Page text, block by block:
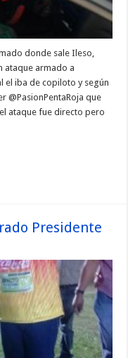
donde sale Ileso,
ataque armado a
el iba de copiloto y según
@PasionPentaRoja que
ataque fue directo pero
Presidente